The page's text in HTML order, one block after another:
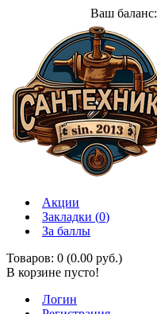
Ваш баланс:
Акции
Закладки (0)
За баллы
Товаров: 0 (0.00 руб.)
В корзине пусто!
Логин